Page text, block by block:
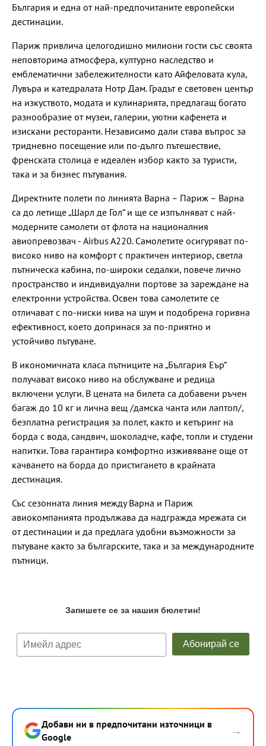
България и една от най-предпочитаните европейски
дестинации.
Париж привлича целогодишно милиони гости със своята
неповторима атмосфера, културно наследство и
емблематични забележителности като Айфеловата кула,
Лувъра и катедралата Нотр Дам. Градът е световен център
на изкуството, модата и кулинарията, предлагащ богато
разнообразие от музеи, галерии, уютни кафенета и
изискани ресторанти. Независимо дали става въпрос за
тридневно посещение или по-дълго пътешествие,
френската столица е идеален избор както за туристи,
така и за бизнес пътувания.
Директните полети по линията Варна – Париж – Варна
са до летище „Шарл де Гол“ и ще се изпълняват с най-
модерните самолети от флота на националния
авиопревозвач - Airbus A220. Самолетите осигуряват по-
високо ниво на комфорт с практичен интериор, светла
пътническа кабина, по-широки седалки, повече лично
пространство и индивидуални портове за зареждане на
електронни устройства. Освен това самолетите се
отличават с по-ниски нива на шум и подобрена горивна
ефективност, което допринася за по-приятно и
устойчиво пътуване.
В икономичната класа пътниците на „България Еър“
получават високо ниво на обслужване и редица
включени услуги. В цената на билета са добавени ръчен
багаж до 10 кг и лична вещ /дамска чанта или лаптоп/,
безплатна регистрация за полет, както и кетъринг на
борда с вода, сандвич, шоколадче, кафе, топли и студени
напитки. Това гарантира комфортно изживяване още от
качването на борда до пристигането в крайната
дестинация.
Със сезонната линия между Варна и Париж
авиокомпанията продължава да надгражда мрежата си
от дестинации и да предлага удобни възможности за
пътуване както за българските, така и за международните
пътници.
Добави ни в предпочитани източници в
Google
→